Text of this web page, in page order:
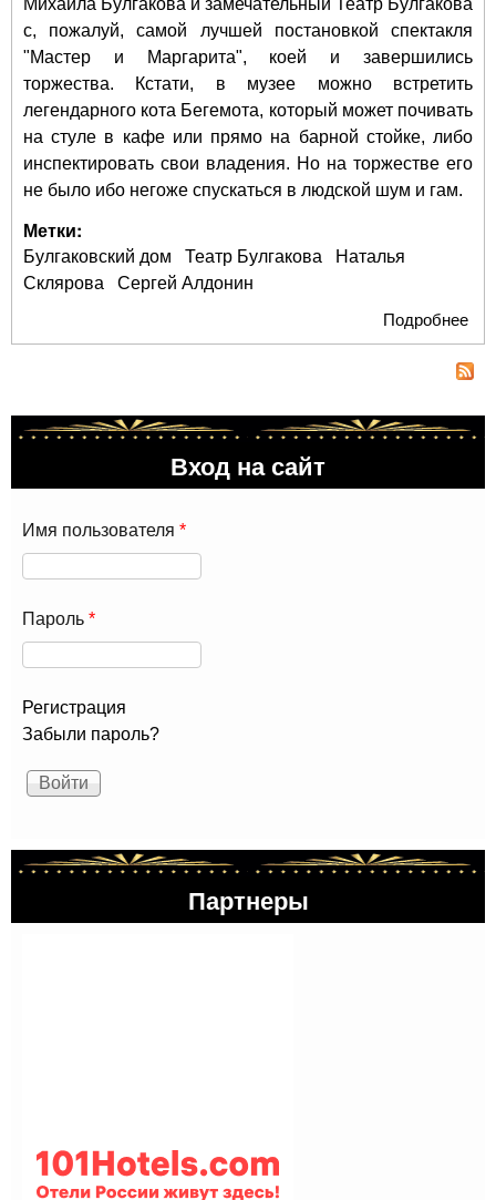
с, пожалуй, самой лучшей постановкой спектакля
"Мастер и Маргарита", коей и завершились
торжества. Кстати, в музее можно встретить
легендарного кота Бегемота, который может почивать
на стуле в кафе или прямо на барной стойке, либо
инспектировать свои владения. Но на торжестве его
не было ибо негоже спускаться в людской шум и гам.
Метки:
Булгаковский дом Театр Булгакова
Наталья
Склярова
Сергей Алдонин
Подробнее
Вход на сайт
Имя пользователя *
Пароль *
Регистрация
Забыли пароль?
Партнеры